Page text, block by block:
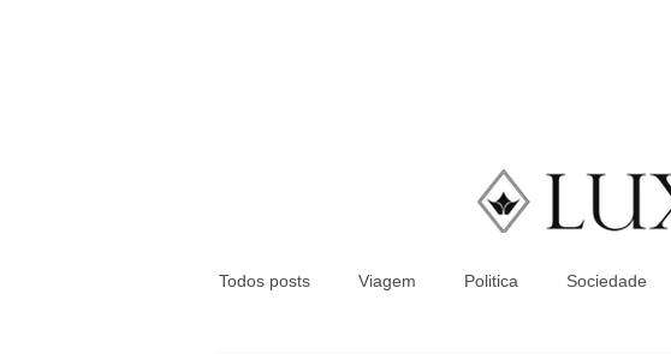
Todos posts Viagem Politica Sociedade